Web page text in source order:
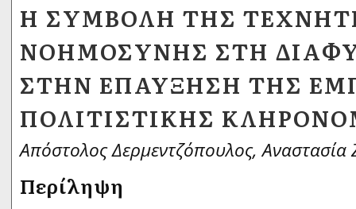
Η ΣΥΜΒΟΛΉ ΤΗΣ
ΝΟΗΜΟΣΎΝΗΣ ΣΤΗ
ΣΤΗΝ ΕΠΑΎΞΗΣΗ ΤΗΣ
ΠΟΛΙΤΙΣΤΙΚΉΣ
Απόστολος Δερμεντζόπουλος,
Περίληψη